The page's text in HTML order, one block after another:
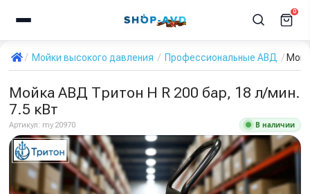
0
Мойки высокого давления Профессиональные АВД
Мойка АВД Тритон H R 200 бар, 18 л/мин.
7.5 кВт
Артикул: my.20970 В наличии